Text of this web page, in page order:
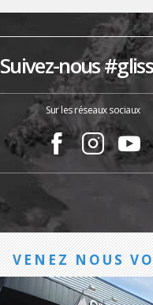
Suivez-nous
Sur les réseaux sociaux
VENEZ NOUS